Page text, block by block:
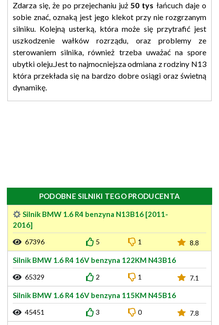
Zdarza się, że po przejechaniu już50 tys łańcuch daje o
sobie znać, oznaką jest jego klekot przy nie rozgrzanym
silniku. Kolejną usterką, która może się przytrafić jest
uszkodzenie wałków rozrządu, oraz problemy ze
sterowaniem silnika, również trzeba uważać na spore
ubytki oleju.Jest to najmocniejsza odmiana z rodziny N13
która przekłada się na bardzo dobre osiągi oraz świetną
dynamikę.
PODOBNE SILNIKI TEGO PRODUCENTA
Silnik BMW 1.6 R4 benzyna N13B16 [2011-
2016]
67396 5 1 8.8
Silnik BMW 1.6 R4 16V benzyna 122KM N43B16
65329 2 1 7.1
Silnik BMW 1.6 R4 16V benzyna 115KM N45B16
45451 3 0 7.8